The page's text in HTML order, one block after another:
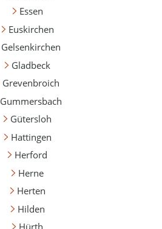
Essen
Euskirchen
Gelsenkirchen
Gladbeck
Grevenbroich
Gummersbach
Gütersloh
Hattingen
Herford
Herne
Herten
Hilden